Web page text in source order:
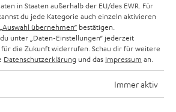
in Staaten außerhalb der EU/des EWR. Für
du jede Kategorie auch einzeln aktivieren
„Auswahl übernehmen“ bestätigen.
unter „Daten-Einstellungen“ jederzeit
die Zukunft widerrufen. Schau dir für weitere
Datenschutzerklärung und das Impressum an.
Immer aktiv